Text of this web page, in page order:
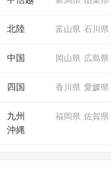
北陸 富山県 石川県
中国 岡山県 広島県
四国 香川県 愛媛県
九州
沖縄
福岡県 佐賀県